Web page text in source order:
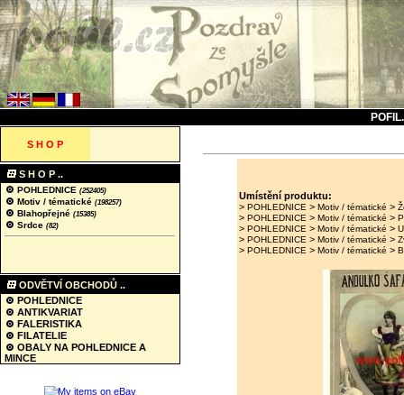
S H O P
S H O P ..
POHLEDNICE (252405)
Motiv / tématické (198257)
Blahopřejné (15385)
Srdce (82)
ODVĚTVÍ OBCHODŮ ..
POHLEDNICE
ANTIKVARIAT
FALERISTIKA
FILATELIE
OBALY NA POHLEDNICE A
MINCE
Umístění produktu:
>POHLEDNICE >Motiv / tématické >
>POHLEDNICE >Motiv / tématické >
>POHLEDNICE >Motiv / tématické >
>POHLEDNICE >Motiv / tématické >
>POHLEDNICE >Motiv / tématické >